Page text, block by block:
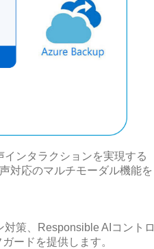
ンタラクションを実現する
対応のマルチモーダル機能を
策、Responsible AIコントロ
ードを提供します。